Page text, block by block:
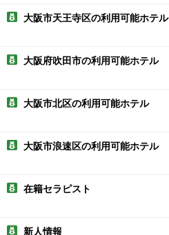
大阪市天王寺区の利用可能ホテル
大阪府吹田市の利用可能ホテル
大阪市北区の利用可能ホテル
大阪市浪速区の利用可能ホテル
在籍セラピスト
新人情報